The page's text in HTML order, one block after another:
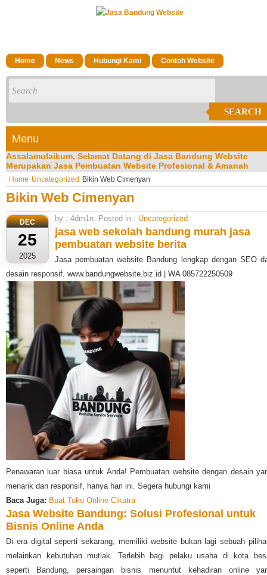
Home News Hubungi Kami Contoh Website
SEARCH
Menu
Assalamulaikum, Selamat Datang di Jasa Bandung Website
Merupakan Jasa Pembuatan Website Profesional & Amanah
Terpercaya di Kota Bandung Silakan Bisa menghubungi CS
di No Hp/Wa: 081323023200
Home Uncategorized Bikin Web Cimenyan
Bikin Web Cimenyan
DEC
25
2025
by : 4dm1n. Posted in : Uncategorized
jasa web sekolah bandung murah jasa
pembuatan website berita
Jasa pembuatan website Bandung lengkap dengan SEO
desain responsif. www.bandungwebsite.biz.id | WA 085722250509
Penawaran luar biasa untuk Anda! Pembuatan website dengan desain
menarik dan responsif, hanya hari ini. Segera hubungi kami
Baca Juga: Buat Toko Online Cikutra
Jasa Website Bandung: Solusi Profesional untuk
Bisnis Online Anda
Di era digital seperti sekarang, memiliki website bukan lagi sebuah
melainkan kebutuhan mutlak. Terlebih bagi pelaku usaha di kota
seperti Bandung, persaingan bisnis menuntut kehadiran online